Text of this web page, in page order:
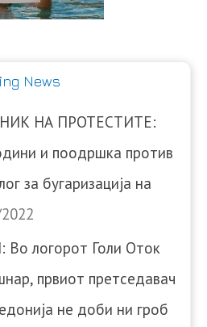
News
НА ПРОТЕСТИТЕ:
и поодршка против
за бугаризација на
логорот Голи Оток
првиот претседавач
не доби ни гроб